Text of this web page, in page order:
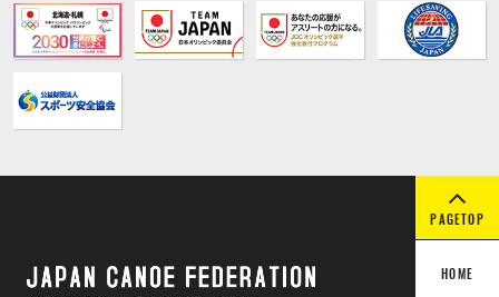
PAGETOP
HOME